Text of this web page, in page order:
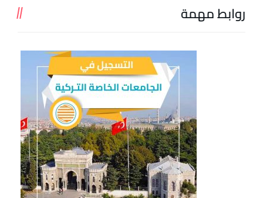
روابط مهمة